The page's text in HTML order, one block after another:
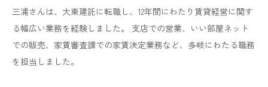
三浦さんは、大東建託に転職し、12年間にわたり賃貸経営に関す
る幅広い業務を経験しました。 支店での営業、いい部屋ネット
での販売、家賃審査課での家賃決定業務など、多岐にわたる職務
を担当しました。